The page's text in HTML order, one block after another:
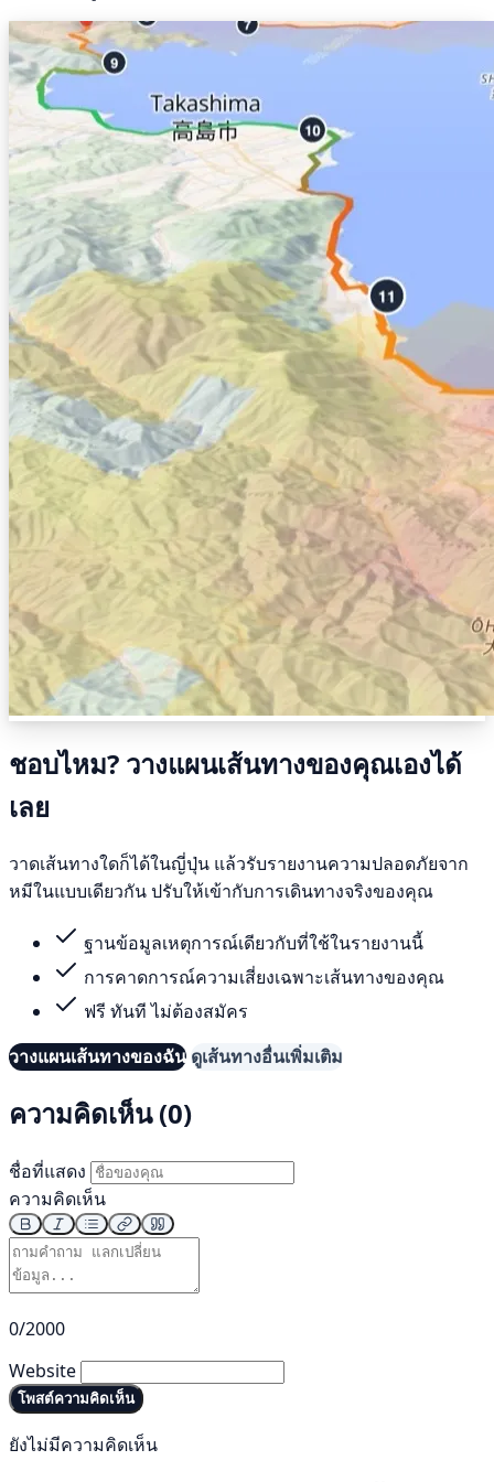
ชอบไหม? วางแผนเส้นทางของคุณเองได้
เลย
วาดเส้นทางใดก็ได้ในญี่ปุ่น แล้วรับรายงานความปลอดภัยจาก
หมีในแบบเดียวกัน ปรับให้เข้ากับการเดินทางจริงของคุณ
ฐานข้อมูลเหตุการณ์เดียวกับที่ใช้ในรายงานนี้
การคาดการณ์ความเสี่ยงเฉพาะเส้นทางของคุณ
ฟรี ทันที ไม่ต้องสมัคร
วางแผนเส้นทางของฉัน ดูเส้นทางอื่นเพิ่มเติม
ความคิดเห็น (0)
ชื่อที่แสดง
ความคิดเห็น
0/2000
Website
โพสต์ความคิดเห็น
ยังไม่มีความคิดเห็น